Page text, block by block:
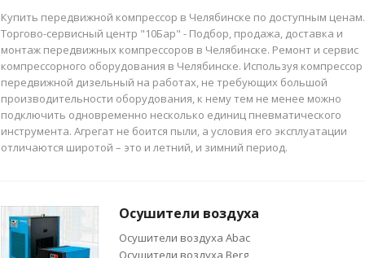
Купить передвижной компрессор в Челябинске по доступным ценам.
Торгово-сервисный центр "10Бар" - Подбор, продажа, доставка и
монтаж передвижных компрессоров в Челябинске. Ремонт и сервис
компрессорного оборудования в Челябинске. Используя компрессор
передвижной дизельный на работах, не требующих большой
производительности оборудования, к нему тем не менее можно
подключить одновременно несколько единиц пневматического
инструмента. Агрегат не боится пыли, а условия его эксплуатации
отличаются широтой – это и летний, и зимний период.
Осушители воздуха
Осушители воздуха Abac
Осушители воздуха Berg